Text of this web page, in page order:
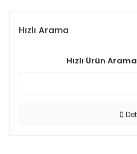
Hızlı Arama
Hızlı Ürün Arama